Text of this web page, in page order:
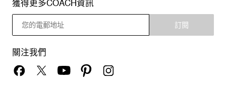
獲得更多COACH資訊
訂閱
關注我們